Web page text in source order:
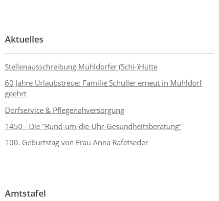
Aktuelles
Stellenausschreibung Mühldorfer (Schi-)Hütte
60 Jahre Urlaubstreue: Familie Schuller erneut in Mühldorf
geehrt
Dorfservice & Pflegenahversorgung
1450 - Die "Rund-um-die-Uhr-Gesundheitsberatung"
100. Geburtstag von Frau Anna Rafetseder
Amtstafel